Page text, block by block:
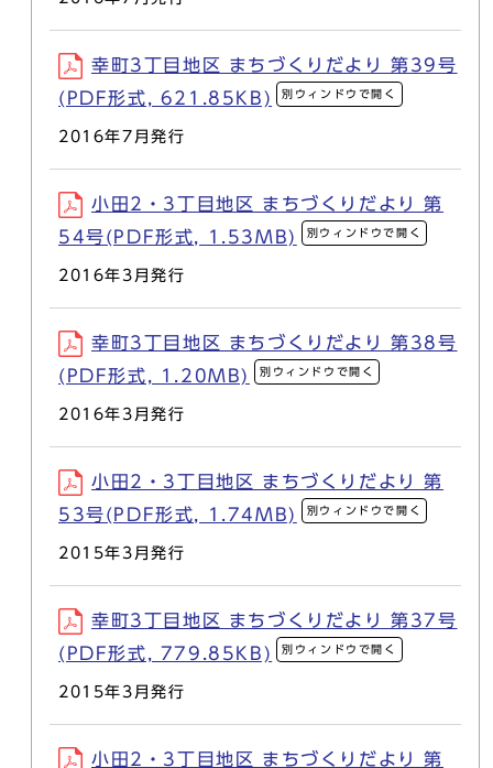
幸町3丁目地区 まちづくりだより 第39号
(PDF形式, 621.85KB)
別ウィンドウで開く
2016年7月発行
小田2・3丁目地区 まちづくりだより 第
54号(PDF形式, 1.53MB)
別ウィンドウで開く
2016年3月発行
幸町3丁目地区 まちづくりだより 第38号
(PDF形式, 1.20MB)
別ウィンドウで開く
2016年3月発行
小田2・3丁目地区 まちづくりだより 第
53号(PDF形式, 1.74MB)
別ウィンドウで開く
2015年3月発行
幸町3丁目地区 まちづくりだより 第37号
(PDF形式, 779.85KB)
別ウィンドウで開く
2015年3月発行
小田2・3丁目地区 まちづくりだより 第